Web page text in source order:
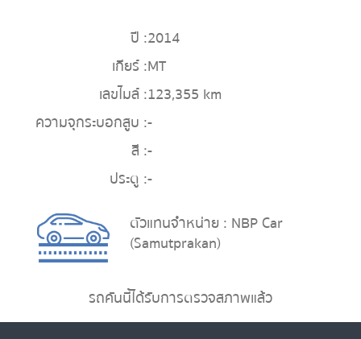
ปี :2014
เกียร์ :MT
เลขไมล์ :123,355 km
ความจุกระบอกสูบ :-
สี :-
ประตู :-
ตัวแทนจำหน่าย : NBP Car
(Samutprakan)
รถคันนี้ได้รับการตรวจสภาพแล้ว